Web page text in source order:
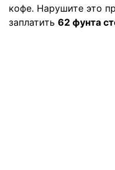
кофе. Нарушите это
заплатить 62 фунта